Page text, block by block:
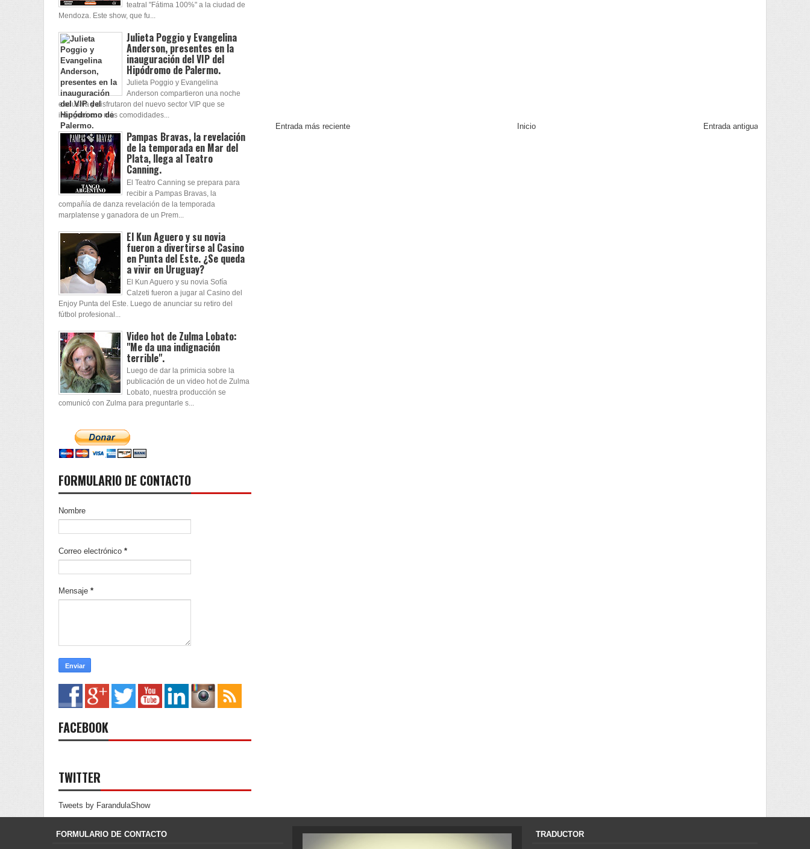
Entrada más reciente Entrada antigua
Inicio
teatral "Fátima 100%" a la ciudad de
Mendoza. Este show, que fu...
Julieta Poggio y Evangelina
Anderson, presentes en la
inauguración del VIP del
Hipódromo de Palermo.
Julieta Poggio y Evangelina
Anderson compartieron una noche
exclusiva y disfrutaron del nuevo sector VIP que se
inauguró con más comodidades...
Pampas Bravas, la revelación
de la temporada en Mar del
Plata, llega al Teatro
Canning.
El Teatro Canning se prepara para
recibir a Pampas Bravas, la
compañía de danza revelación de la temporada
marplatense y ganadora de un Prem...
El Kun Aguero y su novia
fueron a divertirse al Casino
en Punta del Este. ¿Se queda
a vivir en Uruguay?
El Kun Aguero y su novia Sofía
Calzeti fueron a jugar al Casino del
Enjoy Punta del Este. Luego de anunciar su retiro del
fútbol profesional...
Video hot de Zulma Lobato:
"Me da una indignación
terrible".
Luego de dar la primicia sobre la
publicación de un video hot de Zulma
Lobato, nuestra producción se
comunicó con Zulma para preguntarle s...
FORMULARIO DE CONTACTO
Nombre
Correo electrónico *
Mensaje *
FACEBOOK
TWITTER
Tweets by FarandulaShow
FORMULARIO DE CONTACTO TRADUCTOR